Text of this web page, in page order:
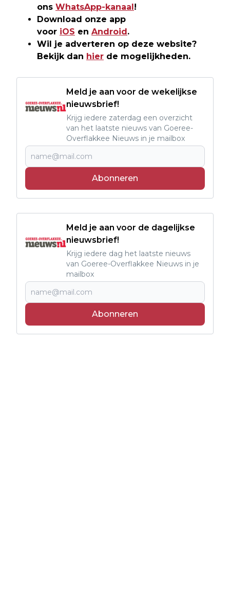
ons WhatsApp-kanaal!
Download onze app
voor iOS en Android.
Wil je adverteren op deze website?
Bekijk dan hier de mogelijkheden.
Meld je aan voor de wekelijkse
nieuwsbrief!
Krijg iedere zaterdag een overzicht
van het laatste nieuws van Goeree-
Overflakkee Nieuws in je mailbox
Abonneren
Meld je aan voor de dagelijkse
nieuwsbrief!
Krijg iedere dag het laatste nieuws
van Goeree-Overflakkee Nieuws in je
mailbox
Abonneren